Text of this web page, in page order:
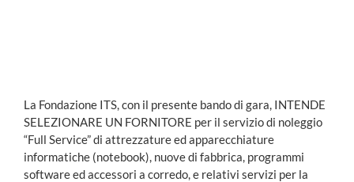
BIENNALI ITS BIENNIO
ACCADEMICO 2018 – 2020
La Fondazione ITS, con il presente bando di gara, INTENDE
SELEZIONARE UN FORNITORE per il servizio di noleggio
“Full Service” di attrezzature ed apparecchiature
informatiche (notebook), nuove di fabbrica, programmi
software ed accessori a corredo, e relativi servizi per la